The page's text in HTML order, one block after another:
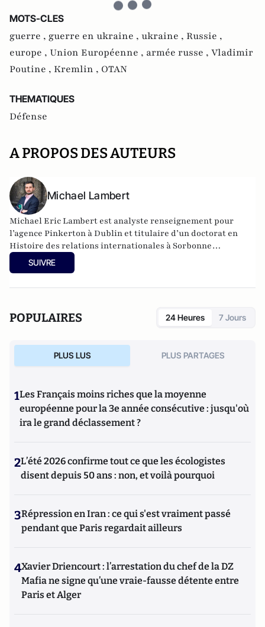
MOTS-CLES
guerre , guerre en ukraine , ukraine , Russie ,
europe , Union Européenne , armée russe , Vladimir
Poutine , Kremlin , OTAN
THEMATIQUES
Défense
A PROPOS DES AUTEURS
Michael Lambert
Michael Eric Lambert est analyste renseignement pour
l’agence Pinkerton à Dublin et titulaire d’un doctorat en
Histoire des relations internationales à Sorbonne
Université en partenariat avec l’INSEAD.
SUIVRE
POPULAIRES 24 Heures 7 Jours
PLUS LUS PLUS PARTAGES
1Les Français moins riches que la moyenne
européenne pour la 3e année consécutive : jusqu'où
ira le grand déclassement ?
2L’été 2026 confirme tout ce que les écologistes
disent depuis 50 ans : non, et voilà pourquoi
3Répression en Iran : ce qui s'est vraiment passé
pendant que Paris regardait ailleurs
4Xavier Driencourt : l’arrestation du chef de la DZ
Mafia ne signe qu’une vraie-fausse détente entre
Paris et Alger